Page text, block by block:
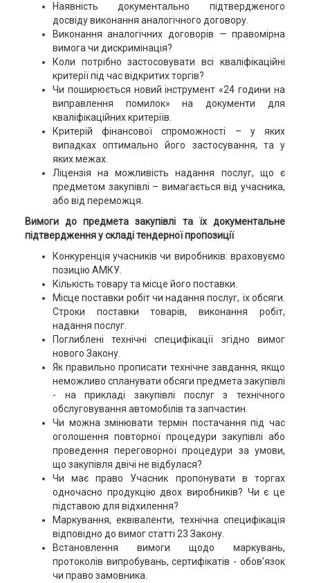
Наявність документально підтвердженого
досвіду виконання аналогічного договору.
Виконання аналогічних договорів — правомірна
вимога чи дискримінація?
Коли потрібно застосовувати всі кваліфікаційні
критерії під час відкритих торгів?
Чи поширюється новий інструмент «24 години на
виправлення помилок» на документи для
кваліфікаційних критеріїв.
Критерій фінансової спроможності – у яких
випадках оптимально його застосування, та у
яких межах.
Ліцензія на можливість надання послуг, що є
предметом закупівлі – вимагається від учасника,
або від переможця.
Вимоги до предмета закупівлі та їх документальне
підтвердження у складі тендерної пропозиції
Конкуренція учасників чи виробників: враховуємо
позицію АМКУ.
Кількість товару та місце його поставки.
Місце поставки робіт чи надання послуг, їх обсяги.
Строки поставки товарів, виконання робіт,
надання послуг.
Поглиблені технічні специфікації згідно вимог
нового Закону.
Як правильно прописати технічне завдання, якщо
неможливо спланувати обсяги предмета закупівлі
- на прикладі закупівлі послуг з технічного
обслуговування автомобілів та запчастин.
Чи можна змінювати термін постачання під час
оголошення повторної процедури закупівлі або
проведення переговорної процедури за умови,
що закупівля двічі не відбулася?
Чи має право Учасник пропонувати в торгах
одночасно продукцію двох виробників? Чи є це
підставою для відхилення?
Маркування, еквіваленти, технічна специфікація
відповідно до вимог статті 23 Закону.
Встановлення вимоги щодо маркувань,
протоколів випробувань, сертифікатів - обов’язок
чи право замовника.